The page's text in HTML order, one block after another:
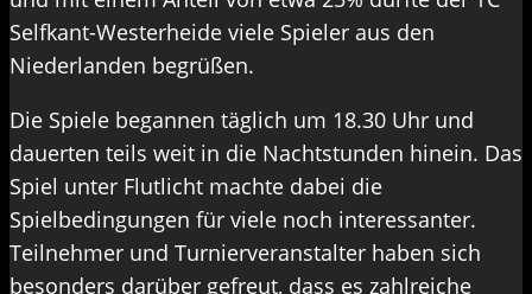
Selfkant-Westerheide viele Spieler aus den
Niederlanden begrüßen.
Die Spiele begannen täglich um 18.30 Uhr und
dauerten teils weit in die Nachtstunden hinein. Das
Spiel unter Flutlicht machte dabei die
Spielbedingungen für viele noch interessanter.
Teilnehmer und Turnierveranstalter haben sich
besonders darüber gefreut, dass es zahlreiche